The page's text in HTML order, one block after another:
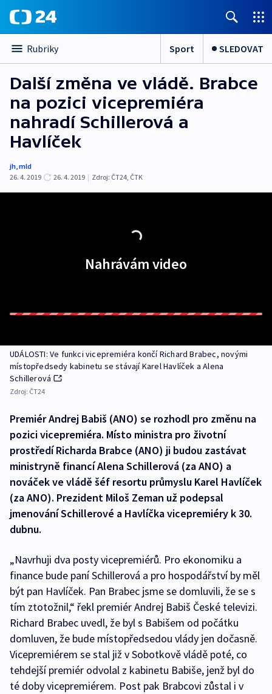
Rubriky Sport SLEDOVAT
Další změna ve vládě. Brabce
na pozici vicepremiéra
nahradí Schillerová a
Havlíček
jh,mld
26. 4. 2019
26. 4. 2019 | Zdroj: ČT24, ČTK
Nahrávám video
UDÁLOSTI: Ve funkci vicepremiéra končí Richard Brabec, novými
místopředsedy kabinetu se stávají Karel Havlíček a Alena
Schillerová
Zdroj: ČT24
Premiér Andrej Babiš (ANO) se rozhodl pro změnu na
pozici vicepremiéra. Místo ministra pro životní
prostředí Richarda Brabce (ANO) ji budou zastávat
ministryně financí Alena Schillerová (za ANO) a
nováček ve vládě šéf resortu průmyslu Karel Havlíček
(za ANO). Prezident Miloš Zeman už podepsal
jmenování Schillerové a Havlíčka vicepremiéry k 30.
dubnu.
„Navrhuji dva posty vicepremiérů. Pro ekonomiku a
finance bude paní Schillerová a pro hospodářství by měl
být pan Havlíček. Pan Brabec jsme se domluvili, že se s
tím ztotožnil,“ řekl premiér Andrej Babiš České televizi.
Richard Brabec uvedl, že byl s Babišem od počátku
domluven, že bude místopředsedou vlády jen dočasně.
Vicepremiérem se stal již v Sobotkově vládě poté, co
tehdejší premiér odvolal z kabinetu Babiše, jenž byl do
té doby vicepremiérem. Post pak Brabcovi zůstal i v